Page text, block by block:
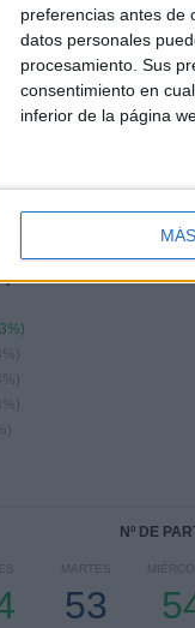
preferencias antes de
datos personales
procesamiento. Sus
consentimiento en
inferior de la página
partidos
partidos Local
Nº DE
MARTES
53